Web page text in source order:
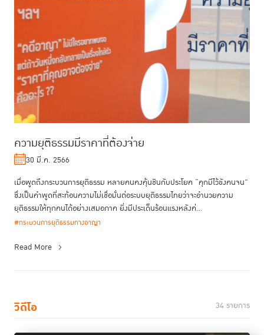
ความยุติธรรมมีราคาที่ต้องจ่าย
30 มี.ค. 2566
เมื่อพูดถึงกระบวนการยุติธรรม หลายคนคงคุ้นชินกับประโยค “คุกมีไว้ขังคนจน”
ซึ่งเป็นคำพูดที่สะท้อนความไม่เชื่อมั่นต่อระบบยุติธรรมไทยว่าจะอำนวยความ
ยุติธรรมให้ทุกคนได้อย่างเสมอภาค ยิ่งมีประเด็นร้อนแรงหลังค่...
#กระบวนการยุติธรรมทางอาญา
Read More
วิดีโอ 34 รายการ